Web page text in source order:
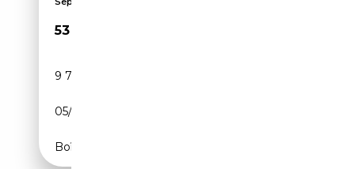
53 990€
9 748 km
05/2024
Boîte automatique